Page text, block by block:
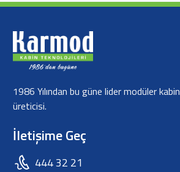
1986 Yılından bu güne lider modüler kabin
üreticisi.
İletişime Geç
444 32 21